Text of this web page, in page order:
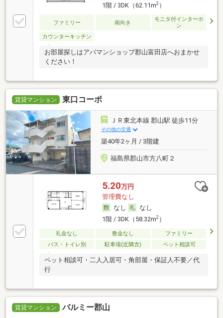
1階 / 3DK（62.11m2）
ファミリー 南向き
モニタ付インターホ
ン
カウンターキッチン
お部屋探しはアパマンショップ郡山富田店へおまかせ
ください！
賃貸マンション 東口コーポ
ＪＲ東北本線 郡山駅 徒歩11分
その他の交通
築40年2ヶ月 / 3階建
福島県郡山市方八町２
5.20万円
管理費なし
なし
なし
1階 / 3DK（58.32m2）
礼金なし 敷金なし
ファミリー
バス・トイレ別
駐車場(近隣含) ペット相談可
ペット相談可・二人入居可・角部屋・保証人不要／代
行
賃貸マンション バルミー郡山